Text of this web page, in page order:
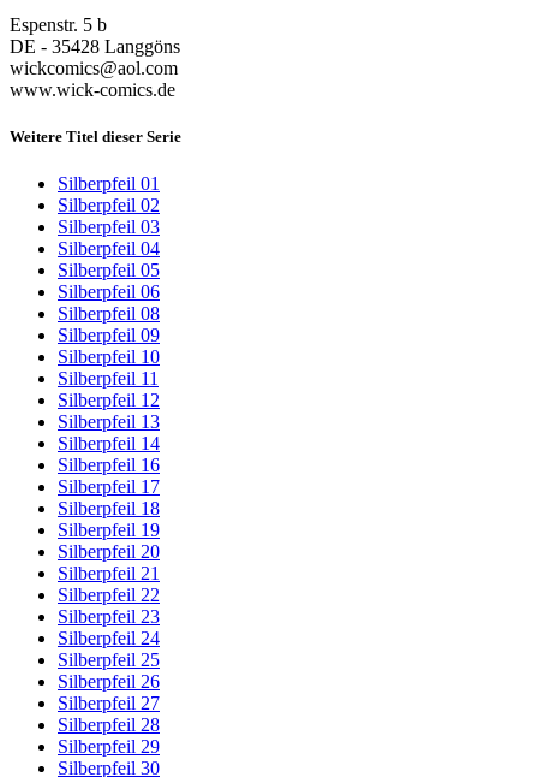
Espenstr. 5 b
DE - 35428 Langgöns
wickcomics@aol.com
www.wick-comics.de
Weitere Titel dieser Serie
Silberpfeil 01
Silberpfeil 02
Silberpfeil 03
Silberpfeil 04
Silberpfeil 05
Silberpfeil 06
Silberpfeil 08
Silberpfeil 09
Silberpfeil 10
Silberpfeil 11
Silberpfeil 12
Silberpfeil 13
Silberpfeil 14
Silberpfeil 16
Silberpfeil 17
Silberpfeil 18
Silberpfeil 19
Silberpfeil 20
Silberpfeil 21
Silberpfeil 22
Silberpfeil 23
Silberpfeil 24
Silberpfeil 25
Silberpfeil 26
Silberpfeil 27
Silberpfeil 28
Silberpfeil 29
Silberpfeil 30